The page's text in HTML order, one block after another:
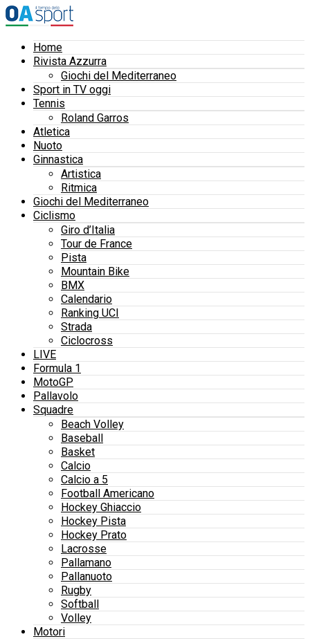
Home
Rivista Azzurra
Giochi del Mediterraneo
Sport in TV oggi
Tennis
Roland Garros
Atletica
Nuoto
Ginnastica
Artistica
Ritmica
Giochi del Mediterraneo
Ciclismo
Giro d’Italia
Tour de France
Pista
Mountain Bike
BMX
Calendario
Ranking UCI
Strada
Ciclocross
LIVE
Formula 1
MotoGP
Pallavolo
Squadre
Beach Volley
Baseball
Basket
Calcio
Calcio a 5
Football Americano
Hockey Ghiaccio
Hockey Pista
Hockey Prato
Lacrosse
Pallamano
Pallanuoto
Rugby
Softball
Volley
Motori